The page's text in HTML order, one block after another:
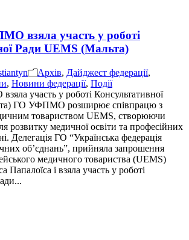
взяла участь у роботі
Ради UEMS (Мальта)
Aрхів, Дайджест федерації,
, Новини федерації, Події
участь у роботі Консультативної
ГО УФПМО розширює співпрацю з
товариством UEMS, створюючи
розвитку медичної освіти та професійних
Делегація ГО “Українська федерація
об’єднань”, прийняла запрошення
медичного товариства (UEMS)
Папалоїса і взяла участь у роботі